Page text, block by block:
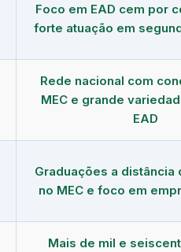
Foco em EAD cem por
forte atuação em
Rede nacional com
MEC e grande
EAD
Graduações a distância
no MEC e foco em
Mais de mil e